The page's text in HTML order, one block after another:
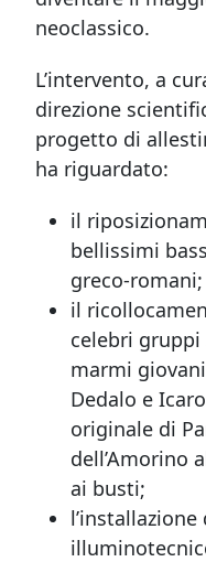
neoclassico.
L’intervento, a
direzione
progetto di
ha riguardato:
il
bellissimi
greco-romani;
il
celebri
marmi
Dedalo e
originale di
dell’Amorino
ai busti;